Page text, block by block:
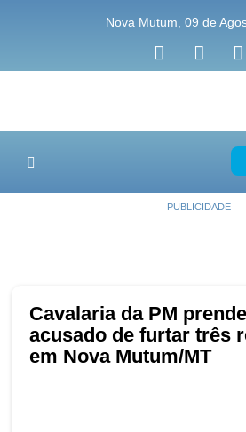
Nova Mutum, 09 de
PUBLICIDADE
Cavalaria da PM
acusado de furtar três
em Nova Mutum/MT